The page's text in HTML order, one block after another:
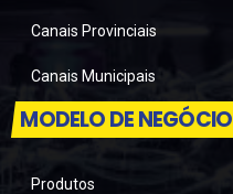
Canais Provinciais
Canais Municipais
MODELO DE NEGÓCIO
Produtos